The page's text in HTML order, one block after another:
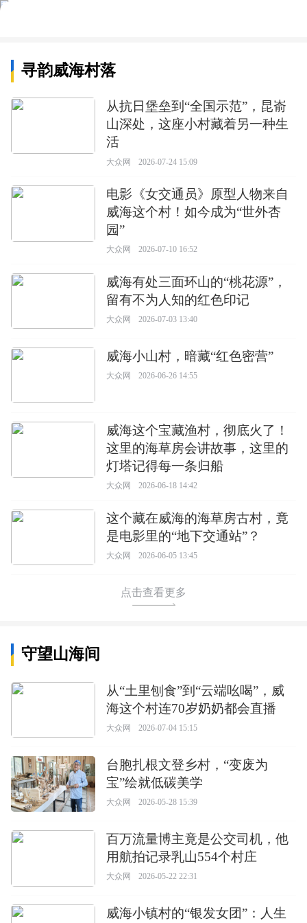
寻韵威海村落
从抗日堡垒到“全国示范”，昆嵛
山深处，这座小村藏着另一种生
活
大众网 2026-07-24 15:09
电影《女交通员》原型人物来自
威海这个村！如今成为“世外杏
园”
大众网 2026-07-10 16:52
威海有处三面环山的“桃花源”，
留有不为人知的红色印记
大众网 2026-07-03 13:40
威海小山村，暗藏“红色密营”
大众网 2026-06-26 14:55
威海这个宝藏渔村，彻底火了！
这里的海草房会讲故事，这里的
灯塔记得每一条归船
大众网 2026-06-18 14:42
这个藏在威海的海草房古村，竟
是电影里的“地下交通站”？
大众网 2026-06-05 13:45
点击查看更多
守望山海间
从“土里刨食”到“云端吆喝”，威
海这个村连70岁奶奶都会直播
大众网 2026-07-04 15:15
台胞扎根文登乡村，“变废为
宝”绘就低碳美学
大众网 2026-05-28 15:39
百万流量博主竟是公交司机，他
用航拍记录乳山554个村庄
大众网 2026-05-22 22:31
威海小镇村的“银发女团”：人生